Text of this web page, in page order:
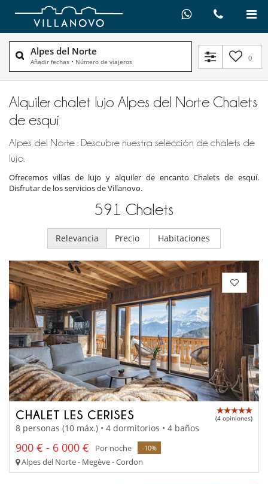
Alpes del Norte
Añadir fechas • Número de viajeros 0
Alquiler chalet lujo Alpes del Norte Chalets
de esquí
Alpes del Norte : Descubre nuestra selección de chalets de
lujo.
Ofrecemos villas de lujo y alquiler de encanto Chalets de esquí.
Disfrutar de los servicios de Villanovo.
591 Chalets
Relevancia Precio Habitaciones
CHALET LES CERISES (4 opiniones)
8 personas (10 máx.) • 4 dormitorios • 4 baños
900 € - 6 000 € Por noche -10%
Alpes del Norte - Megève - Cordon